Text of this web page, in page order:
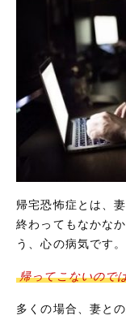
帰宅恐怖症とは、
終わってもなかな
う、心の病気です。
帰ってこないので
多くの場合、妻と